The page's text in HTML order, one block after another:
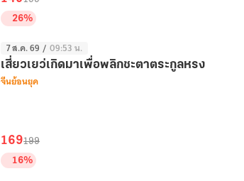
26%
7 ส.ค. 69 / 09:53 น.
เสี่ยวเยว่เกิดมาเพื่อพลิกชะตาตระกูลหรง
จีนย้อนยุค
169199
16%